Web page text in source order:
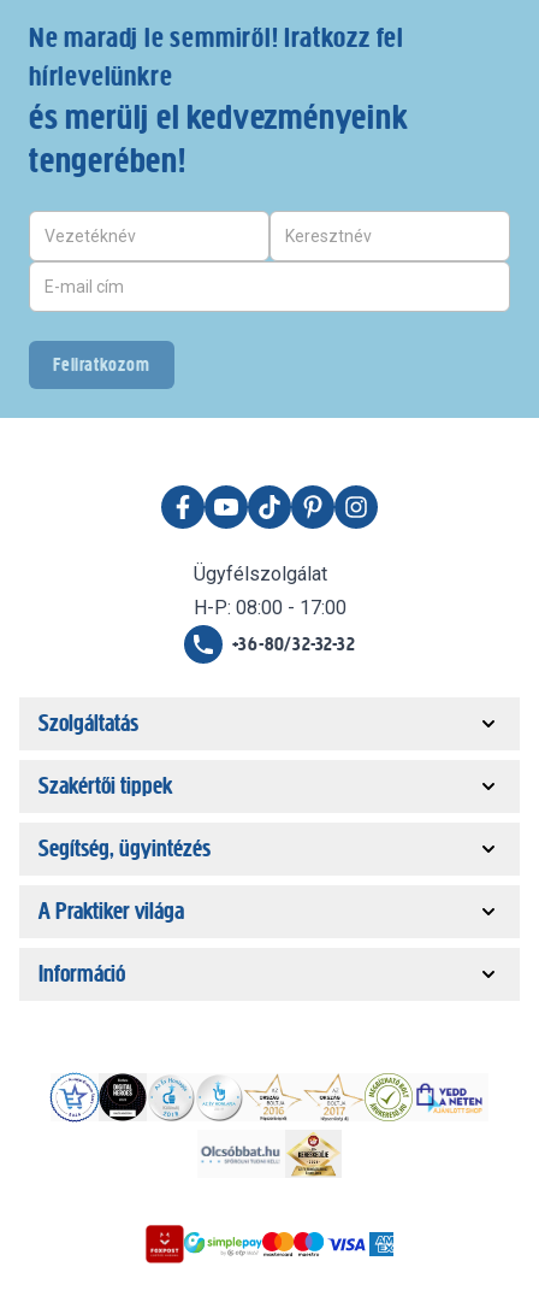
Ne maradj le semmiről! Iratkozz fel
hírlevelünkre
és merülj el kedvezményeink
tengerében!
Feliratkozom
Ügyfélszolgálat
H-P: 08:00 - 17:00
+36-80/32-32-32
Szolgáltatás
Szakértői tippek
Segítség, ügyintézés
A Praktiker világa
Információ